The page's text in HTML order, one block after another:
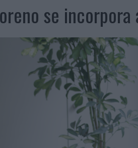
CONVIERTE LOS RECUERDOS EN SOUVENIRS CON IA
SE APAGUE EL SOL, EL ECLIPSE DE 2026 PONDRÁ A
VUELTA’, DE FENOMENAL PARA MÁLAGA CF
DE CADA DIEZ EMPRESAS ESPAÑOLAS NO INTEGRAN
TELEVISIÓN SIGUE LIDERANDO EL CONSUMO DE MEDIOS
USO DE LA IA GENERATIVA ALCANZA YA AL 62% DE LOS
NOMBRA A KIMBERLY BASTONI COMO NUEVA
Y UNIQLO LANZAN UNA COLECCIÓN PERSONALIZABLE
IA ESTÁ SUBIENDO EL LISTÓN DE LA CREATIVIDAD
se incorpora